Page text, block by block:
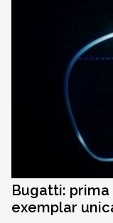
Bugatti:
exemplar